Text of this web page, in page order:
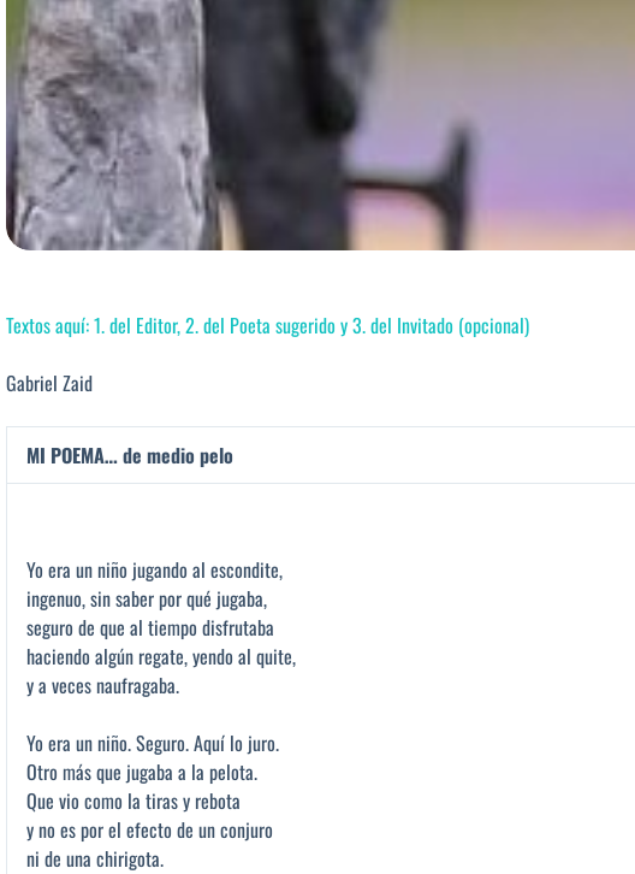
Textos aquí: 1. del Editor, 2. del Poeta sugerido y 3. del Invitado (opcional)
Gabriel Zaid
MI POEMA… de medio pelo
Yo era un niño jugando al escondite,
ingenuo, sin saber por qué jugaba,
seguro de que al tiempo disfrutaba
haciendo algún regate, yendo al quite,
y a veces naufragaba.
Yo era un niño. Seguro. Aquí lo juro.
Otro más que jugaba a la pelota.
Que vio como la tiras y rebota
y no es por el efecto de un conjuro
ni de una chirigota.